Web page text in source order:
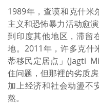
1989年，查谟和克什米
主义和恐怖暴力活动愈
到印度其他地区，滞留
地。2011年，许多克什
蒂移民定居点」(Jagti
住问题，但那裡的劣质
加上经济和社会动盪不
熬。